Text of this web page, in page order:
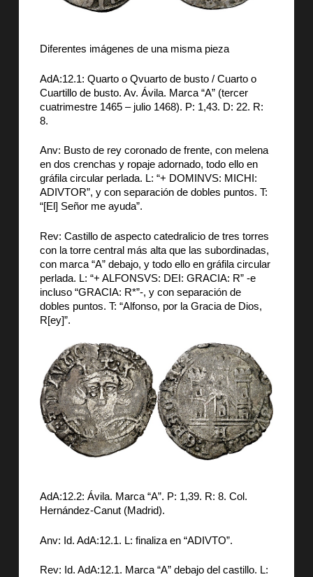
Diferentes imágenes de una misma pieza
AdA:12.1: Quarto o Qvuarto de busto / Cuarto o
Cuartillo de busto. Av. Ávila. Marca “A” (tercer
cuatrimestre 1465 – julio 1468). P: 1,43. D: 22. R:
8.
Anv: Busto de rey coronado de frente, con melena
en dos crenchas y ropaje adornado, todo ello en
gráfila circular perlada. L: “+ DOMINVS: MICHI:
ADIVTOR”, y con separación de dobles puntos. T:
“[El] Señor me ayuda”.
Rev: Castillo de aspecto catedralicio de tres torres
con la torre central más alta que las subordinadas,
con marca “A” debajo, y todo ello en gráfila circular
perlada. L: “+ ALFONSVS: DEI: GRACIA: R” -e
incluso “GRACIA: R*”-, y con separación de
dobles puntos. T: “Alfonso, por la Gracia de Dios,
R[ey]”.
AdA:12.2: Ávila. Marca “A”. P: 1,39. R: 8. Col.
Hernández-Canut (Madrid).
Anv: Id. AdA:12.1. L: finaliza en “ADIVTO”.
Rev: Id. AdA:12.1. Marca “A” debajo del castillo. L: